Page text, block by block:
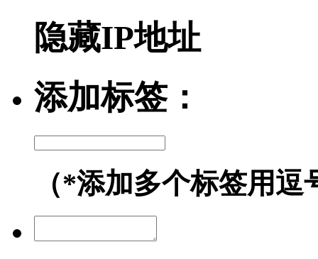
隐藏IP地址
添加标签：
（*添加多个标签用逗